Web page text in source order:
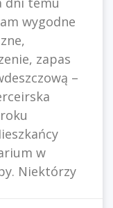
wygodne
zapas
–
w
Niektórzy